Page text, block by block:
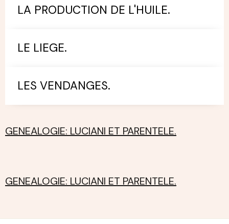
LA PRODUCTION DE L'HUILE.
LE LIEGE.
LES VENDANGES.
GENEALOGIE: LUCIANI ET PARENTELE.
GENEALOGIE: LUCIANI ET PARENTELE.